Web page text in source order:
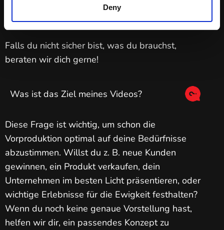
Deny
- Social-Media-Clips, perfekt für Instagram,
TikTok & Co.
Falls du nicht sicher bist, was du brauchst,
beraten wir dich gerne!
Was ist das Ziel meines Videos?
Diese Frage ist wichtig, um schon die
Vorproduktion optimal auf deine Bedürfnisse
abzustimmen. Willst du z. B. neue Kunden
gewinnen, ein Produkt verkaufen, dein
Unternehmen im besten Licht präsentieren, oder
wichtige Erlebnisse für die Ewigkeit festhalten?
Wenn du noch keine genaue Vorstellung hast,
helfen wir dir, ein passendes Konzept zu